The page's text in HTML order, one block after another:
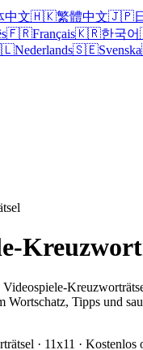
中文🇭🇰繁體中文🇯🇵
🇫🇷Français🇰🇷한국어
Nederlands🇸🇪Svenska
Videospiele-
Wortschatz, Tipps und
· 11x11 · Kostenlos